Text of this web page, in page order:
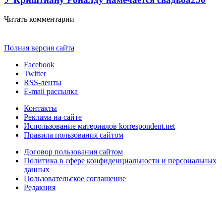
Читать комментарии
Полная версия сайта
Facebook
Twitter
RSS-ленты
E-mail рассылка
Контакты
Реклама на сайте
Использование материалов korrespondent.net
Правила пользования сайтом
Договор пользования сайтом
Политика в сфере конфиденциальности и персональных
данных
Пользовательское соглашение
Редакция